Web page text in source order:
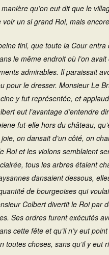
qu’on eut dit que le
voir un si grand Roi, mais
fini, que toute la Cour
le même endroit où l’on
admirables. Il paraissait
pour le dresser. Monsieur Le
y fut représentée, et
eut l’avantage d’entendre
fut-elle hors du château,
on dansait d’un côté, on
Roiet les violons semblaient
tous les arbres étaient
dansaient dessous,
de bourgeoises qui
Colbert divertit le Roi par
Ses ordres furent exécutés
cette fête et qu’il n’y eut
toutes choses, sans qu’il y eut